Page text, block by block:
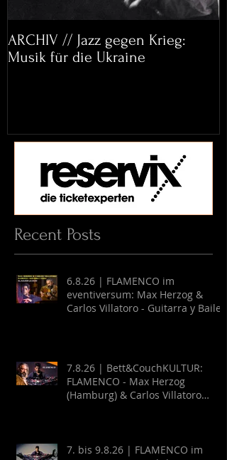
ARCHIV // Jazz gegen Krieg:
Musik für die Ukraine
Recent Posts
6.8.26 | FLAMENCO im
eventiversum: Max Herzog &
Carlos Villatoro - Guitarra y Baile
7.8.26 | Bett&CouchKULTUR:
FLAMENCO - Max Herzog
(Hamburg) & Carlos Villatoro
7. bis 9.8.26 | FLAMENCO im